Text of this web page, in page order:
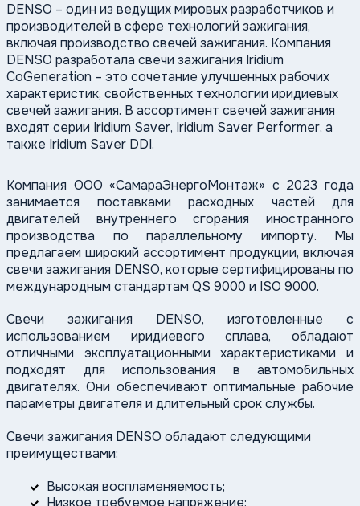
DENSO – один из ведущих мировых разработчиков и
производителей в сфере технологий зажигания,
включая производство свечей зажигания. Компания
DENSO разработала свечи зажигания Iridium
CoGeneration – это сочетание улучшенных рабочих
характеристик, свойственных технологии иридиевых
свечей зажигания. В ассортимент свечей зажигания
входят серии Iridium Saver, Iridium Saver Performer, а
также Iridium Saver DDI.
Компания ООО «СамараЭнергоМонтаж» с 2023 года
занимается поставками расходных частей для
двигателей внутреннего сгорания иностранного
производства по параллельному импорту. Мы
предлагаем широкий ассортимент продукции, включая
свечи зажигания DENSO, которые сертифицированы по
международным стандартам QS 9000 и ISO 9000.
Свечи зажигания DENSO, изготовленные с
использованием иридиевого сплава, обладают
отличными эксплуатационными характеристиками и
подходят для использования в автомобильных
двигателях. Они обеспечивают оптимальные рабочие
параметры двигателя и длительный срок службы.
Свечи зажигания DENSO обладают следующими
преимуществами:
Высокая воспламеняемость;
Низкое требуемое напряжение;